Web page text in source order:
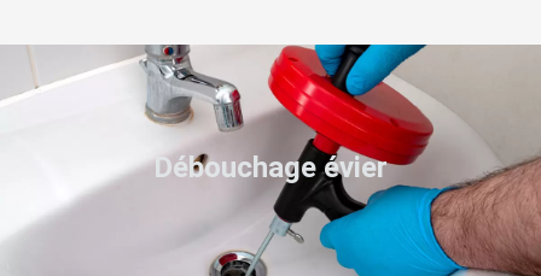
Débouchage évier